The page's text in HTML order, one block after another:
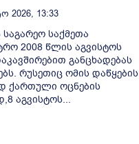
2026, 13:33
საქმეთა
2008 წლის აგვისტოს
განცხადებას
რუსეთიც ომის დაწყების
ქართული ოცნების
აგვისტოს...